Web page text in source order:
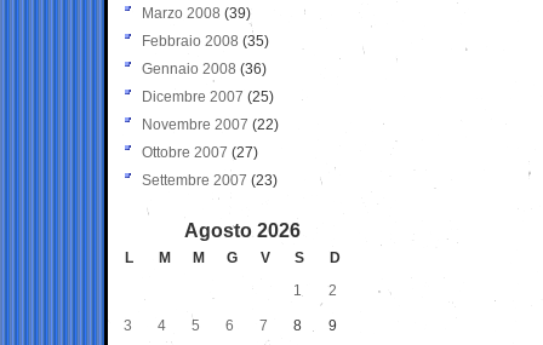
Marzo 2008 (39)
Febbraio 2008 (35)
Gennaio 2008 (36)
Dicembre 2007 (25)
Novembre 2007 (22)
Ottobre 2007 (27)
Settembre 2007 (23)
Agosto 2026
L M M G V S
D
1
2
3 4 5 6 7 8 9